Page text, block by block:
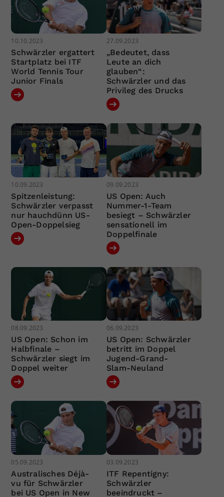
10.10.2023
Schwärzler ergattert
Startplatz bei ITF
World Tennis Tour
Junior Finals
27.09.2023
„Bedeutet, dass
Leute an dich
glauben“:
Schwärzler und das
Privileg des Drucks
10.09.2023
Spitzenleistung:
Schwärzler verpasst
nur hauchdünn US-
Open-Doppelsieg
09.09.2023
US Open: Auch
Nummer-1-Team
besiegt – Schwärzler
sensationell im
Doppelfinale
08.09.2023
US Open: Schon im
Halbfinale –
Schwärzler siegt im
Doppel weiter
06.09.2023
US Open: Schwärzler
betritt im Doppel
Jugend-Grand-
Slam-Neuland
05.09.2023
Australisches Déjà-
vu für Schwärzler
bei US Open in New
03.09.2023
ITF Repentigny:
Schwärzler
beeindruckt –